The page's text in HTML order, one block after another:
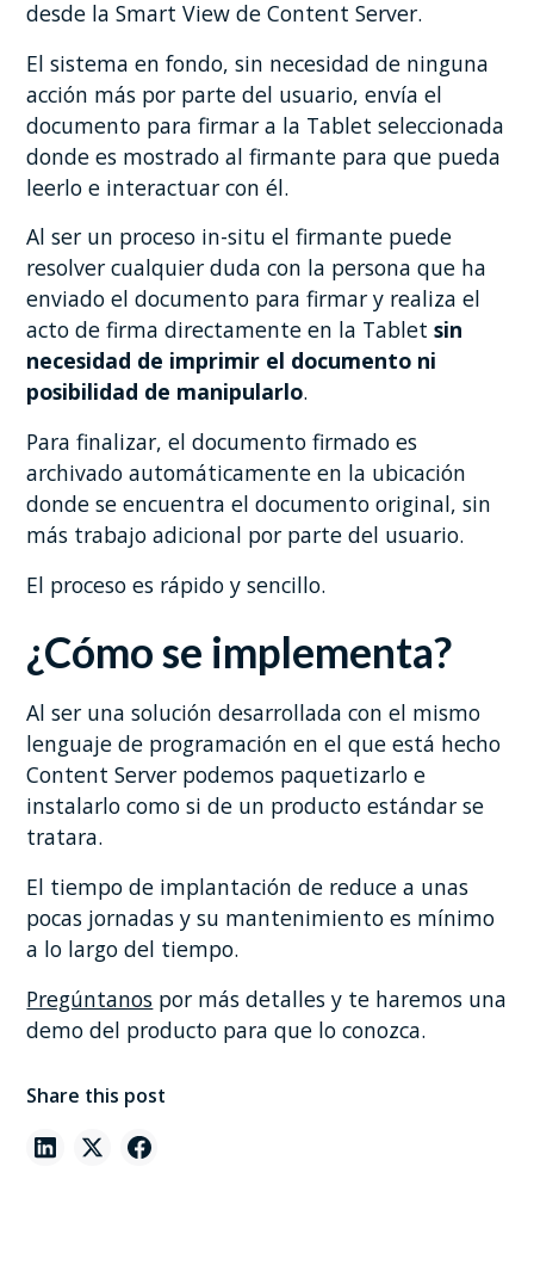
desde la Smart View de Content Server.
El sistema en fondo, sin necesidad de ninguna
acción más por parte del usuario, envía el
documento para firmar a la Tablet seleccionada
donde es mostrado al firmante para que pueda
leerlo e interactuar con él.
Al ser un proceso in-situ el firmante puede
resolver cualquier duda con la persona que ha
enviado el documento para firmar y realiza el
acto de firma directamente en la Tabletsin
necesidad de imprimir el documento ni
posibilidad de manipularlo.
Para finalizar, el documento firmado es
archivado automáticamente en la ubicación
donde se encuentra el documento original, sin
más trabajo adicional por parte del usuario.
El proceso es rápido y sencillo.
¿Cómo se implementa?
Al ser una solución desarrollada con el mismo
lenguaje de programación en el que está hecho
Content Server podemos paquetizarlo e
instalarlo como si de un producto estándar se
tratara.
El tiempo de implantación de reduce a unas
pocas jornadas y su mantenimiento es mínimo
a lo largo del tiempo.
Pregúntanos por más detalles y te haremos una
demo del producto para que lo conozca.
Share this post